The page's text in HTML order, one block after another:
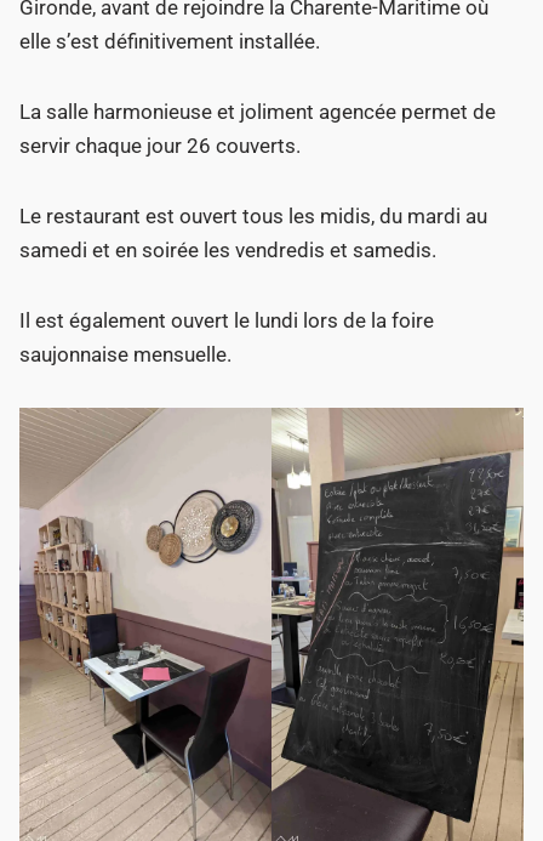
Gironde, avant de rejoindre la Charente-Maritime où
elle s’est définitivement installée.
La salle harmonieuse et joliment agencée permet de
servir chaque jour 26 couverts.
Le restaurant est ouvert tous les midis, du mardi au
samedi et en soirée les vendredis et samedis.
Il est également ouvert le lundi lors de la foire
saujonnaise mensuelle.